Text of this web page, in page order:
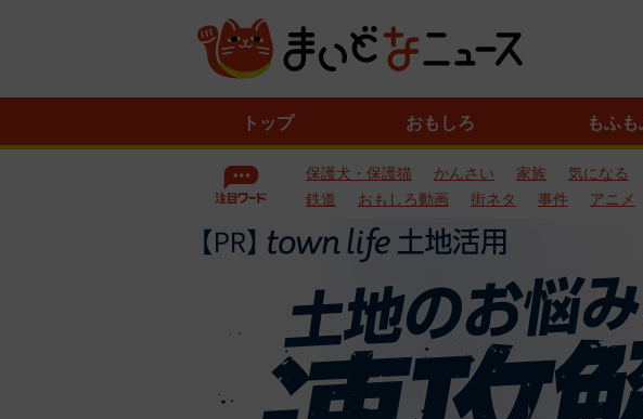
トップ おもしろ もふも
保護犬・保護猫 かんさい 家族 気になる
鉄道
おもしろ動画 街ネタ 事件 アニメ